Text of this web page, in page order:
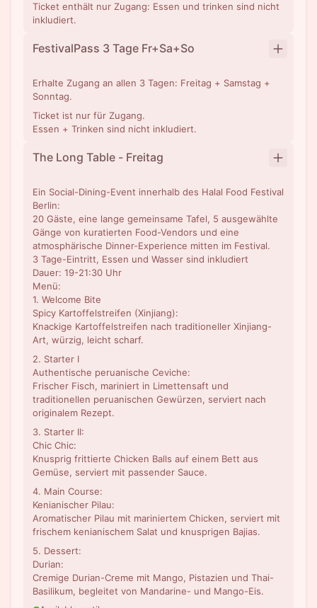
Ticket enthält nur Zugang: Essen und trinken sind nicht
inkludiert.
FestivalPass 3 Tage Fr+Sa+So
Erhalte Zugang an allen 3 Tagen: Freitag + Samstag +
Sonntag.
Ticket ist nur für Zugang.
Essen + Trinken sind nicht inkludiert.
The Long Table - Freitag
Ein Social-Dining-Event innerhalb des Halal Food Festival
Berlin:
20 Gäste, eine lange gemeinsame Tafel, 5 ausgewählte
Gänge von kuratierten Food-Vendors und eine
atmosphärische Dinner-Experience mitten im Festival.
3 Tage-Eintritt, Essen und Wasser sind inkludiert
Dauer: 19-21:30 Uhr
Menü:
1. Welcome Bite
Spicy Kartoffelstreifen (Xinjiang):
Knackige Kartoffelstreifen nach traditioneller Xinjiang-
Art, würzig, leicht scharf.
2. Starter I
Authentische peruanische Ceviche:
Frischer Fisch, mariniert in Limettensaft und
traditionellen peruanischen Gewürzen, serviert nach
originalem Rezept.
3. Starter II:
Chic Chic:
Knusprig frittierte Chicken Balls auf einem Bett aus
Gemüse, serviert mit passender Sauce.
4. Main Course:
Kenianischer Pilau:
Aromatischer Pilau mit mariniertem Chicken, serviert mit
frischem kenianischem Salat und knusprigen Bajias.
5. Dessert:
Durian:
Cremige Durian-Creme mit Mango, Pistazien und Thai-
Basilikum, begleitet von Mandarine- und Mango-Eis.